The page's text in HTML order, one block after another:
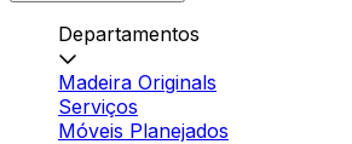
Departamentos
Madeira Originals
Serviços
Móveis Planejados